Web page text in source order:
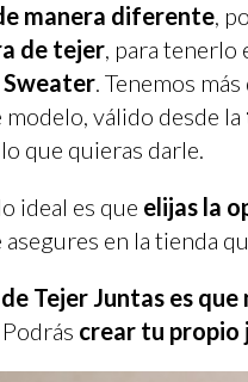
manera diferente,
de tejer, para tenerlo
. Tenemos
válido desde la
que quieras darle.
ideal es que elijas la
asegures en la tienda
Tejer Juntas es
Podrás crear tu propio